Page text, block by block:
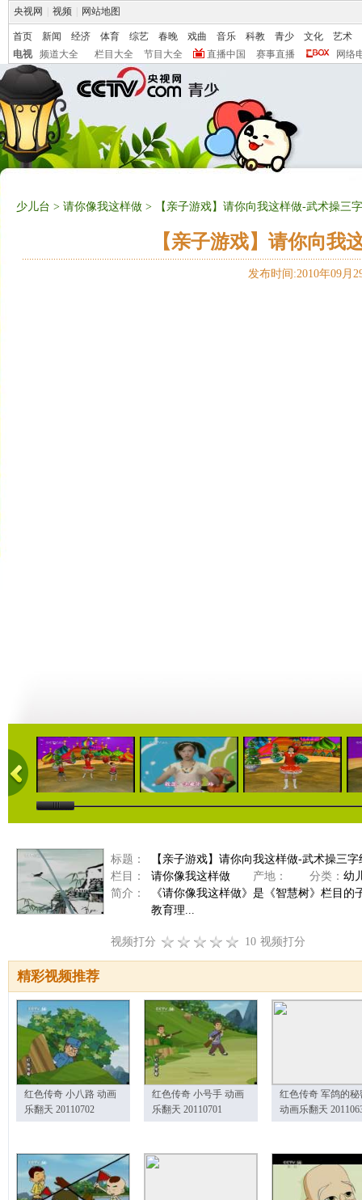
央视网 视频 网站地图
首页 新闻 经济 体育 综艺 春晚 戏曲 音乐 科教 青少 文化
艺术
电视
频道大全 栏目大全 节目大全 直播中国 赛事直播 网络
少儿台 > 请你像我这样做 > 【亲子游戏】请你向我这样做-武术操三
【亲子游戏】请你向我
发布时间:2010年09月
01:59 26:57 02:05
标题：
【亲子游戏】请你向我这样做-武术操三字
栏目：
请你像我这样做 产地： 分类： 幼
简介：
《请你像我这样做》是《智慧树》栏目
教育理...
视频打分 10 视频打分
精彩视频推荐
红色传奇 小八路 动画
乐翻天 20110702
红色传奇 小号手 动画
乐翻天 20110701
红色传奇 军鸽的秘
动画乐翻天